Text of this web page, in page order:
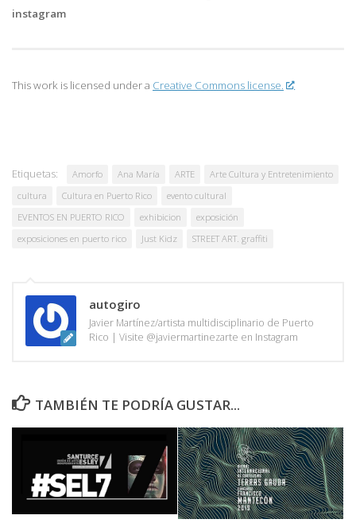
instagram
This work is licensed under a Creative Commons license.
Etiquetas: Amorfo Ana María ARTE
Arte Cultura y Entretenimiento
cultura
Cultura en Puerto Rico
evento cultural
EVENTOS EN PUERTO RICO
exhibicion
exposición
exposiciones en puerto rico
Just Kidz STREET ART. graffiti
autogiro
Javier Martínez/artista multidisciplinario de Puerto
Rico | Visite @javiermartinezarte en Instagram
TAMBIÉN TE PODRÍA GUSTAR...